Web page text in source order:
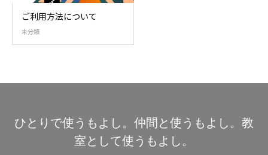
ご利用方法について
未分類
ひとりで使うもよし。仲間と使うもよし。教
室として使うもよし。